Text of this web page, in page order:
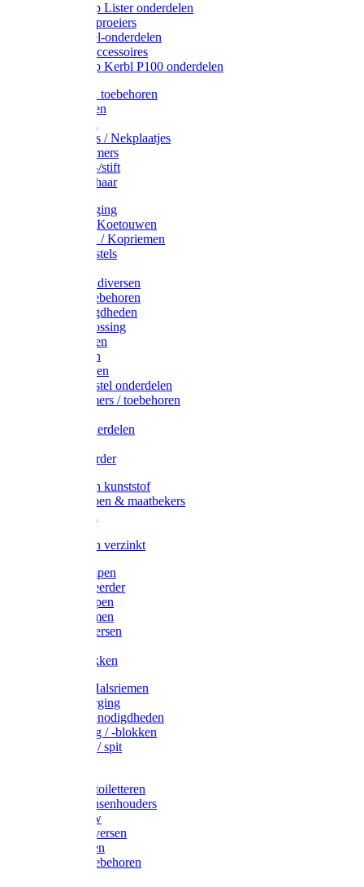
Weidepomp Lister onderdelen
Nippels / Sproeiers
Drinknippel-onderdelen
Drinkbak accessoires
Weidepomp Kerbl P100 onderdelen
Oormerken toebehoren
Enkelbanden
Halsplaatjes / Nekplaatjes
Kokernummers
Merkspray-/stift
Veemerkschaar
Uierverzorging
Halsters & Koetouwen
Halsriemen / Kopriemen
Koerugborstels
Koe / Stier diversen
Melkers toebehoren
Stalbenodigdheden
Kalververlossing
Stierenringen
Onthoornen
Kalverflessen
Koerugborstel onderdelen
Kalveremmers / toebehoren
Koelift onderdelen
Uieronthaarder
Voerbakken kunststof
Voerscheppen & maatbekers
Voerbakken verzinkt
Warmtelampen
Staartcoupeerder
Biggenkappen
Neuskrammen
Varken diversen
Varkensbakken
Halsters / Halsriemen
Hoefverzorging
Lammer benodigdheden
Ramdektuig / -blokken
Vastzetpen / spit
Poetsen & toiletteren
Zadel-/Trensenhouders
Halstertouw
Halsters diversen
Hoofdstellen
Zadel & toebehoren